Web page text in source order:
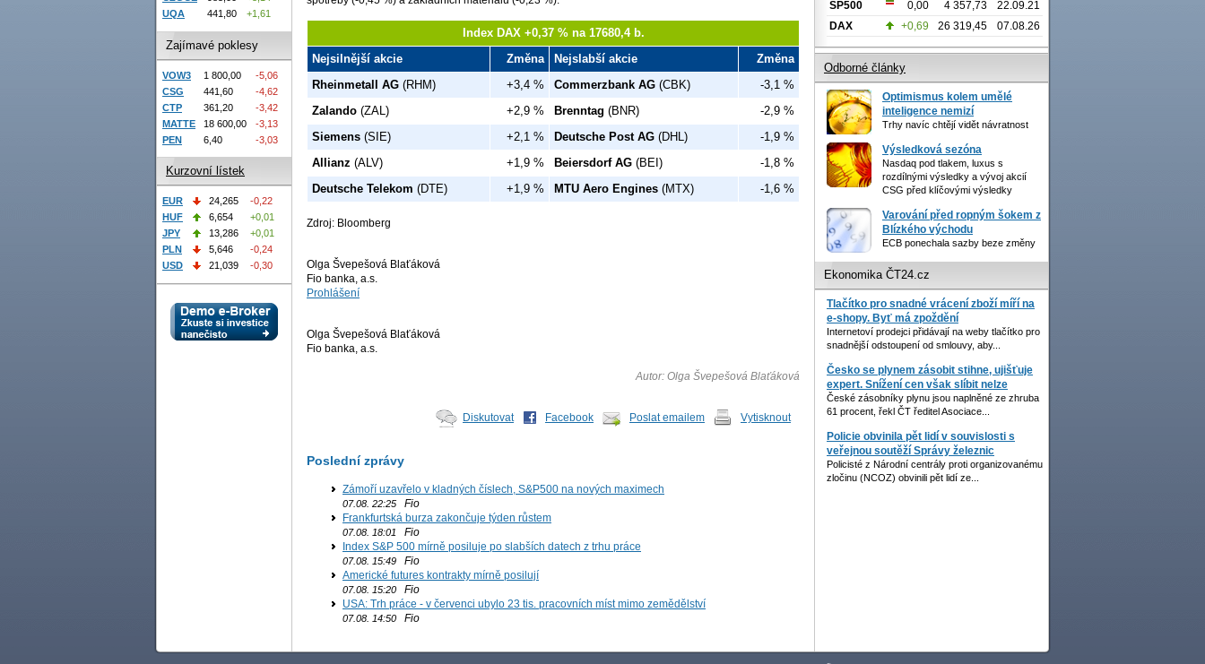
Index DAX +0,37 % na 17680,4 b.
Nejsilnější akcie
Změna Nejslabší akcie
Změna
Rheinmetall AG (RHM) +3,4 % Commerzbank AG (CBK)
-3,1 %
Zalando (ZAL) +2,9 % Brenntag (BNR)
-2,9 %
Siemens (SIE) +2,1 % Deutsche Post AG (DHL)
-1,9 %
Allianz (ALV) +1,9 % Beiersdorf AG (BEI)
-1,8 %
Deutsche Telekom (DTE) +1,9 % MTU Aero Engines (MTX) -1,6 %
Zdroj: Bloomberg
Olga Švepešová Blaťáková
Fio banka, a.s.
Prohlášení
Olga Švepešová Blaťáková
Fio banka, a.s.
Autor: Olga Švepešová Blaťáková
Diskutovat Facebook Poslat emailem Vytisknout
Poslední zprávy
Zámoří uzavřelo v kladných číslech, S&P500 na nových maximech
07.08. 22:25 Fio
Frankfurtská burza zakončuje týden růstem
07.08. 18:01
Fio
Index S&P 500 mírně posiluje po slabších datech z trhu práce
07.08. 15:49 Fio
Americké futures kontrakty mírně posilují
07.08. 15:20 Fio
USA: Trh práce - v červenci ubylo 23 tis. pracovních míst mimo zemědělství
07.08. 14:50 Fio
UQA
441,80 +1,61
Zajímavé poklesy
VOW3 1 800,00
-5,06
CSG
441,60
-4,62
CTP
361,20
-3,42
MATTE
18 600,00
-3,13
PEN
6,40 -3,03
Kurzovní lístek
EUR 24,265
-0,22
HUF
6,654
+0,01
JPY
13,286
+0,01
PLN
5,646
-0,24
USD
21,039 -0,30
SP500
0,00 4 357,73
22.09.21
DAX
+0,69 26 319,45 07.08.26
Odborné články
Optimismus kolem umělé
inteligence nemizí
Trhy navíc chtějí vidět návratnost
Výsledková sezóna
Nasdaq pod tlakem, luxus s
rozdílnými výsledky a vývoj akcií
CSG před klíčovými výsledky
Varování před ropným šokem z
Blízkého východu
ECB ponechala sazby beze změny
Ekonomika ČT24.cz
Tlačítko pro snadné vrácení zboží míří na
e-shopy. Byť má zpoždění
Internetoví prodejci přidávají na weby tlačítko pro
snadnější odstoupení od smlouvy, aby...
Česko se plynem zásobit stihne, ujišťuje
expert. Snížení cen však slíbit nelze
České zásobníky plynu jsou naplněné ze zhruba
61 procent, řekl ČT ředitel Asociace...
Policie obvinila pět lidí v souvislosti s
veřejnou soutěží Správy železnic
Policisté z Národní centrály proti organizovanému
zločinu (NCOZ) obvinili pět lidí ze...